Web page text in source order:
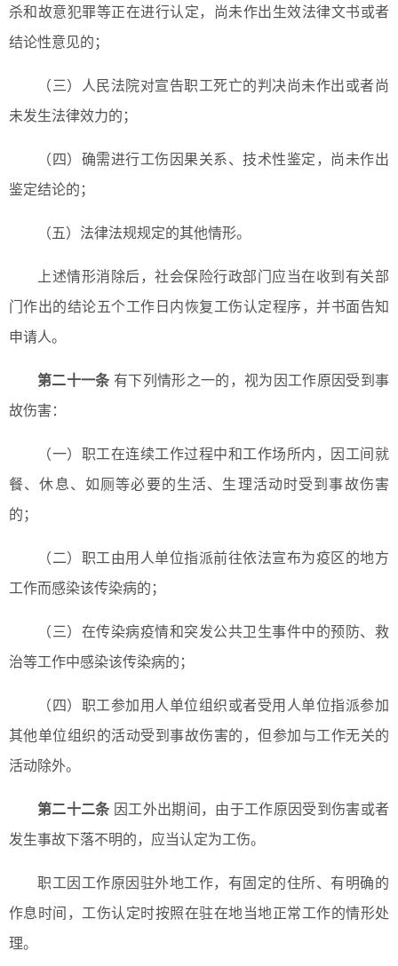
杀和故意犯罪等正在进行认定，尚未作出生效法律文书或者
结论性意见的；
（三）人民法院对宣告职工死亡的判决尚未作出或者尚
未发生法律效力的；
（四）确需进行工伤因果关系、技术性鉴定，尚未作出
鉴定结论的；
（五）法律法规规定的其他情形。
上述情形消除后，社会保险行政部门应当在收到有关部
门作出的结论五个工作日内恢复工伤认定程序，并书面告知
申请人。
第二十一条 有下列情形之一的，视为因工作原因受到事
故伤害：
（一）职工在连续工作过程中和工作场所内，因工间就
餐、休息、如厕等必要的生活、生理活动时受到事故伤害
的；
（二）职工由用人单位指派前往依法宣布为疫区的地方
工作而感染该传染病的；
（三）在传染病疫情和突发公共卫生事件中的预防、救
治等工作中感染该传染病的；
（四）职工参加用人单位组织或者受用人单位指派参加
其他单位组织的活动受到事故伤害的，但参加与工作无关的
活动除外。
第二十二条 因工外出期间，由于工作原因受到伤害或者
发生事故下落不明的，应当认定为工伤。
职工因工作原因驻外地工作，有固定的住所、有明确的
作息时间，工伤认定时按照在驻在地当地正常工作的情形处
理。